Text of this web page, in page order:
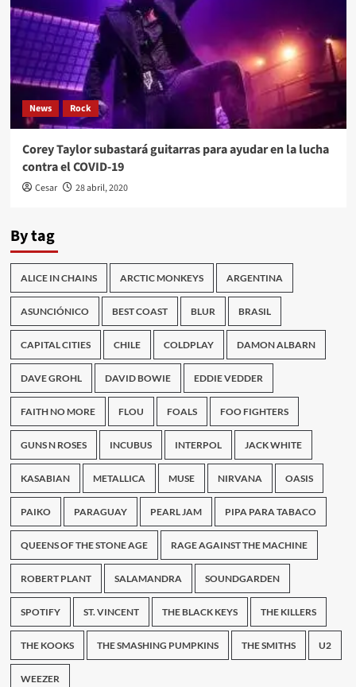
News Rock
Corey Taylor subastará guitarras para ayudar en la lucha
contra el COVID-19
Cesar 28 abril, 2020
By tag
ALICE IN CHAINS ARCTIC MONKEYS ARGENTINA
ASUNCIÓNICO BEST COAST BLUR BRASIL
CAPITAL CITIES CHILE COLDPLAY DAMON ALBARN
DAVE GROHL DAVID BOWIE EDDIE VEDDER
FAITH NO MORE FLOU FOALS FOO FIGHTERS
GUNS N ROSES INCUBUS INTERPOL JACK WHITE
KASABIAN METALLICA MUSE NIRVANA OASIS
PAIKO PARAGUAY PEARL JAM PIPA PARA TABACO
QUEENS OF THE STONE AGE RAGE AGAINST THE MACHINE
ROBERT PLANT SALAMANDRA SOUNDGARDEN
SPOTIFY ST. VINCENT THE BLACK KEYS THE KILLERS
THE KOOKS THE SMASHING PUMPKINS THE SMITHS U2
WEEZER